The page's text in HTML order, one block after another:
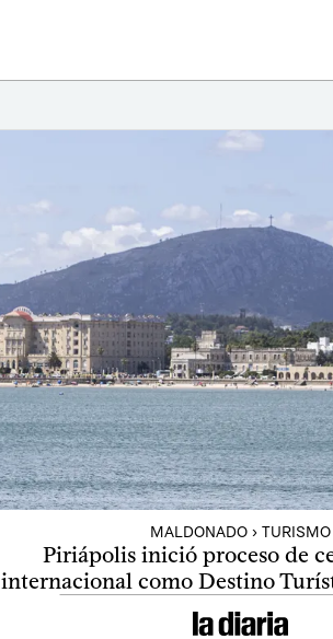
MALDONADO › TURISMO
Piriápolis inició proceso de
internacional como Destino